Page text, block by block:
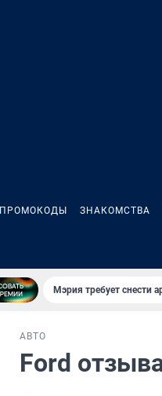
ПРОМОКОДЫ ЗНАКОМСТВА
Мэрия требует снести
АВТО
Ford